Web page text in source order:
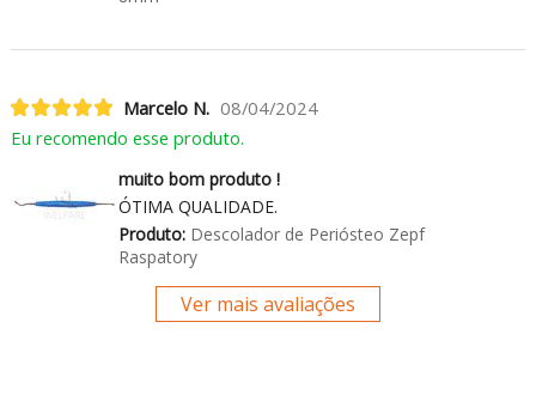
Marcelo N. 08/04/2024
Eu recomendo esse produto.
muito bom produto !
ÓTIMA QUALIDADE.
Produto:Descolador de Periósteo Zepf
Raspatory
Ver mais avaliações